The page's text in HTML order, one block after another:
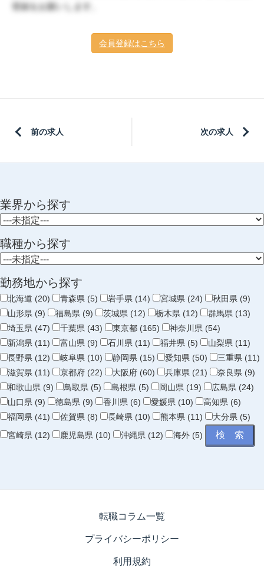
登録をお願いします。
会員登録はこちら
前の求人 次の求人
業界から探す
職種から探す
勤務地から探す
北海道 (20) 青森県 (5) 岩手県 (14) 宮城県 (24)
秋田県 (9)
山形県 (9)
福島県 (9) 茨城県 (12) 栃木県 (12)
群馬県 (13)
埼玉県 (47)
千葉県 (43) 東京都 (165)
神奈川県 (54)
新潟県 (11)
富山県 (9) 石川県 (11) 福井県 (5)
山梨県 (11)
長野県 (12)
岐阜県 (10) 静岡県 (15) 愛知県 (50)
三重県 (11)
滋賀県 (11)
京都府 (22) 大阪府 (60) 兵庫県 (21)
奈良県 (9)
和歌山県 (9)
鳥取県 (5) 島根県 (5) 岡山県 (19)
広島県 (24)
山口県 (9)
徳島県 (9) 香川県 (6) 愛媛県 (10)
高知県 (6)
福岡県 (41)
佐賀県 (8) 長崎県 (10) 熊本県 (11)
大分県 (5)
宮崎県 (12)
鹿児島県 (10) 沖縄県 (12) 海外 (5)
転職コラム一覧
プライバシーポリシー
利用規約